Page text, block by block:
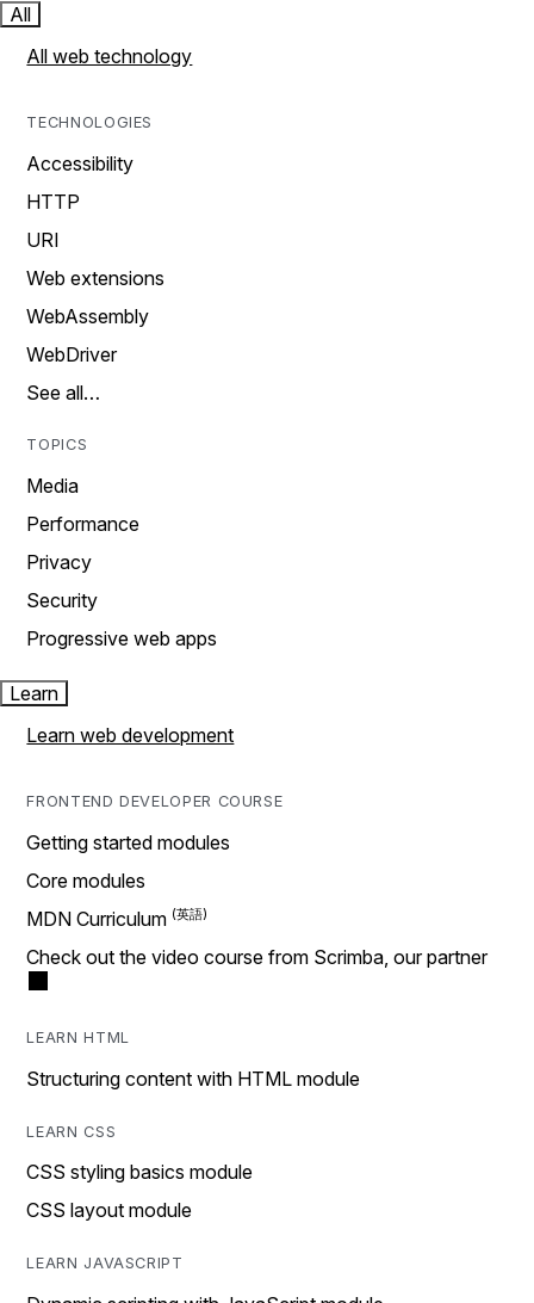
All
All web technology
TECHNOLOGIES
Accessibility
HTTP
URI
Web extensions
WebAssembly
WebDriver
See all…
TOPICS
Media
Performance
Privacy
Security
Progressive web apps
Learn
Learn web development
FRONTEND DEVELOPER COURSE
Getting started modules
Core modules
MDN Curriculum
Check out the video course from Scrimba, our partner
LEARN HTML
Structuring content with HTML module
LEARN CSS
CSS styling basics module
CSS layout module
LEARN JAVASCRIPT